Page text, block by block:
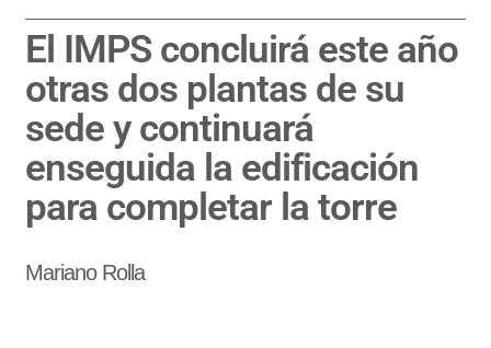
El IMPS concluirá este año
otras dos plantas de su
sede y continuará
enseguida la edificación
para completar la torre
Mariano Rolla